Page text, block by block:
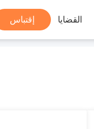
القضايا إقتباس